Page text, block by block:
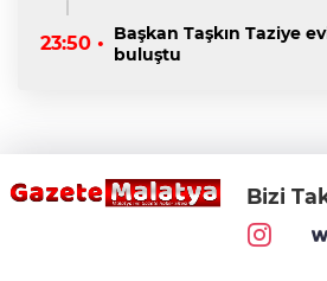
23:50 • Başkan Taşkın Taziye
buluştu
Bizi